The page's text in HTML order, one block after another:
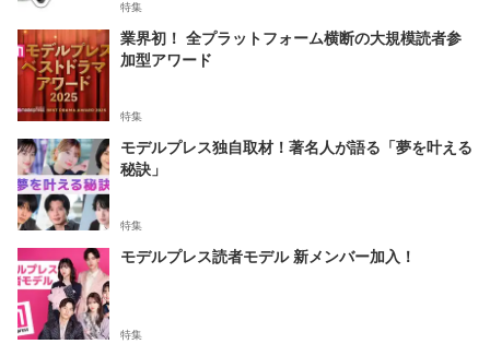
特集
業界初！ 全プラットフォーム横断の大規模読者参
加型アワード
特集
モデルプレス独自取材！著名人が語る「夢を叶える
秘訣」
特集
モデルプレス読者モデル 新メンバー加入！
特集